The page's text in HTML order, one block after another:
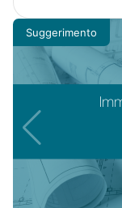
Suggerimento